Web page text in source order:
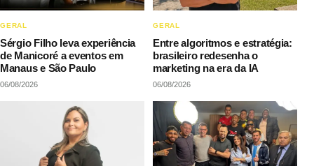
GERAL
Sérgio Filho leva experiência
de Manicoré a eventos em
Manaus e São Paulo
06/08/2026
GERAL
Entre algoritmos e estratégia:
brasileiro redesenha o
marketing na era da IA
06/08/2026